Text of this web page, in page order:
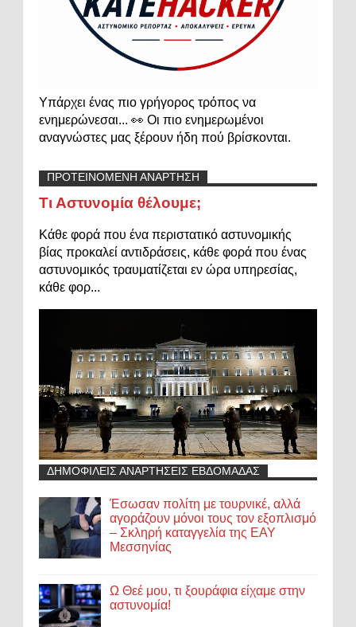
Υπάρχει ένας πιο γρήγορος τρόπος να
ενημερώνεσαι... 👀 Οι πιο ενημερωμένοι
αναγνώστες μας ξέρουν ήδη πού βρίσκονται.
ΠΡΟΤΕΙΝΟΜΕΝΗ ΑΝΑΡΤΗΣΗ
Τι Αστυνομία θέλουμε;
Κάθε φορά που ένα περιστατικό αστυνομικής
βίας προκαλεί αντιδράσεις, κάθε φορά που ένας
αστυνομικός τραυματίζεται εν ώρα υπηρεσίας,
κάθε φορ...
ΔΗΜΟΦΙΛΕΙΣ ΑΝΑΡΤΗΣΕΙΣ ΕΒΔΟΜΑΔΑΣ
Έσωσαν πολίτη με τουρνικέ, αλλά
αγοράζουν μόνοι τους τον εξοπλισμό
– Σκληρή καταγγελία της ΕΑΥ
Μεσσηνίας
Ω Θεέ μου, τι ξουράφια είχαμε στην
αστυνομία!